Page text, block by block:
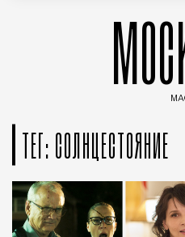
ТЕГ: СОЛНЦЕСТОЯНИЕ